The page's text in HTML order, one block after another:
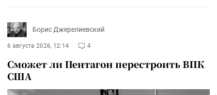
Борис Джерелиевский
6 августа 2026, 12:14 4
Сможет ли Пентагон перестроить ВПК
США